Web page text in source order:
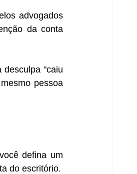
advogados
da conta
desculpa "caiu
pessoa
defina um
do escritório.